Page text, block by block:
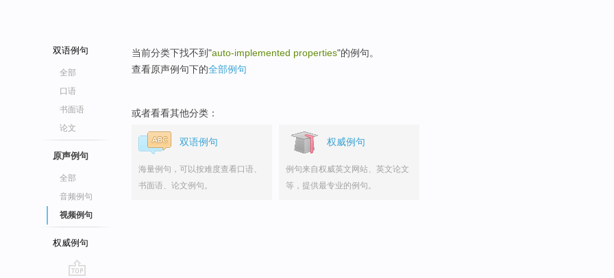
双语例句
全部
口语
书面语
论文
原声例句
全部
音频例句
视频例句
权威例句
当前分类下找不到"auto-implemented properties"的例句。
查看原声例句下的全部例句
或者看看其他分类：
双语例句
海量例句，可以按难度查看口语、
书面语、论文例句。
权威例句
例句来自权威英文网站、英文论文
等，提供最专业的例句。